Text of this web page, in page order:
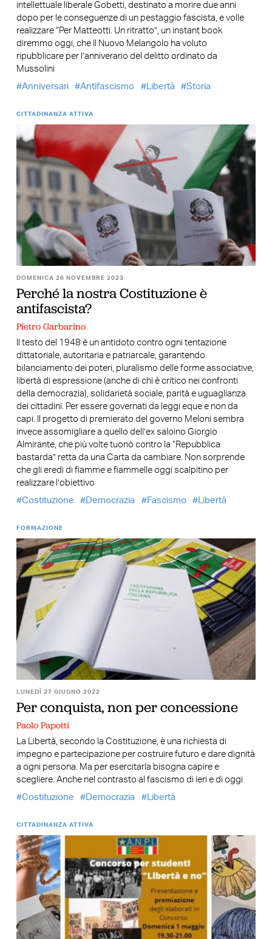
intellettuale liberale Gobetti, destinato a morire due anni
dopo per le conseguenze di un pestaggio fascista, e volle
realizzare “Per Matteotti. Un ritratto”, un instant book
diremmo oggi, che Il Nuovo Melangolo ha voluto
ripubblicare per l’anniverario del delitto ordinato da
Mussolini
Anniversari
Antifascismo Libertà Storia
CITTADINANZA ATTIVA
DOMENICA 26 NOVEMBRE 2023
Perché la nostra Costituzione è
antifascista?
Pietro Garbarino
Il testo del 1948 è un antidoto contro ogni tentazione
dittatoriale, autoritaria e patriarcale, garantendo
bilanciamento dei poteri, pluralismo delle forme associative,
libertà di espressione (anche di chi è critico nei confronti
della democrazia), solidarietà sociale, parità e uguaglianza
dei cittadini. Per essere governati da leggi eque e non da
capi. Il progetto di premierato del governo Meloni sembra
invece assomigliare a quello dell’ex saloino Giorgio
Almirante, che più volte tuonò contro la “Repubblica
bastarda” retta da una Carta da cambiare. Non sorprende
che gli eredi di fiamme e fiammelle oggi scalpitino per
realizzare l’obiettivo
Costituzione
Democrazia Fascismo Libertà
FORMAZIONE
LUNEDÌ 27 GIUGNO 2022
Per conquista, non per concessione
Paolo Papotti
La Libertà, secondo la Costituzione, è una richiesta di
impegno e partecipazione per costruire futuro e dare dignità
a ogni persona. Ma per esercitarla bisogna capire e
scegliere. Anche nel contrasto al fascismo di ieri e di oggi
Costituzione
Democrazia Libertà
CITTADINANZA ATTIVA